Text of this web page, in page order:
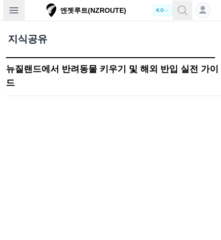
Open sidebar 엔젯루트(NZROUTE) KO
지식공유
뉴질랜드에서 반려동물 키우기 및 해외 반입 실전 가이
드